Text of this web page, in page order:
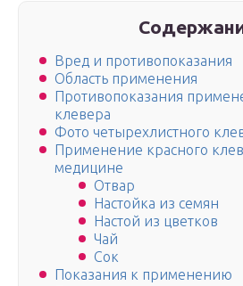
Вред и противопоказания
Область применения
Противопоказания
клевера
Фото четырехлистного
Применение красного
медицине
Отвар
Настойка из семян
Настой из цветков
Чай
Сок
Показания к применению